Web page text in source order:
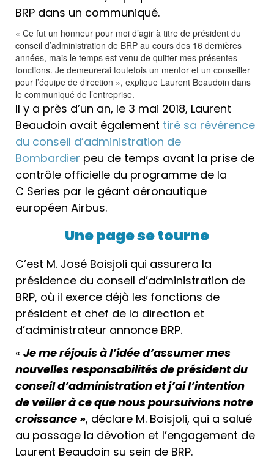
BRP dans un communiqué.
« Ce fut un honneur pour moi d’agir à titre de président du
conseil d’administration de BRP au cours des 16 dernières
années, mais le temps est venu de quitter mes présentes
fonctions. Je demeurerai toutefois un mentor et un conseiller
pour l’équipe de direction », explique Laurent Beaudoin dans
le communiqué de l’entreprise.
Il y a près d’un an, le 3 mai 2018, Laurent
Beaudoin avait également tiré sa révérence
du conseil d’administration de
Bombardier peu de temps avant la prise de
contrôle officielle du programme de la
C Series par le géant aéronautique
européen Airbus.
Une page se tourne
C’est M. José Boisjoli qui assurera la
présidence du conseil d’administration de
BRP, où il exerce déjà les fonctions de
président et chef de la direction et
d’administrateur annonce BRP.
« Je me réjouis à l’idée d’assumer mes
nouvelles responsabilités de président du
conseil d’administration et j’ai l’intention
de veiller à ce que nous poursuivions notre
croissance », déclare M. Boisjoli, qui a salué
au passage la dévotion et l’engagement de
Laurent Beaudoin su sein de BRP.